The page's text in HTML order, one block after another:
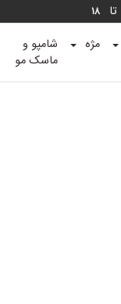
تا 18
مژه
شامپو و
ماسک مو